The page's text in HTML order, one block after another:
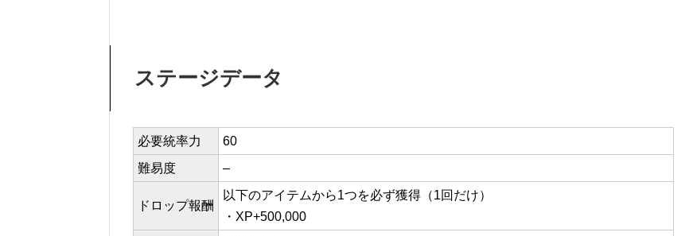
ステージデータ
必要統率力
60
難易度
–
ドロップ報酬
以下のアイテムから1つを必ず獲得（1回だけ）
・XP+500,000